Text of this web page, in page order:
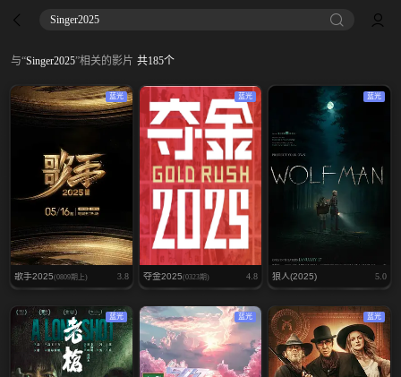
Singer2025
与“Singer2025”相关的影片 共185个
蓝光
歌手2025(0809期上) 3.8
蓝光
夺金2025(0323期) 4.8
蓝光
狼人(2025) 5.0
蓝光 蓝光 蓝光